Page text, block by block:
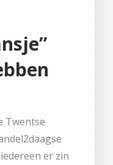
Twentse
er zin